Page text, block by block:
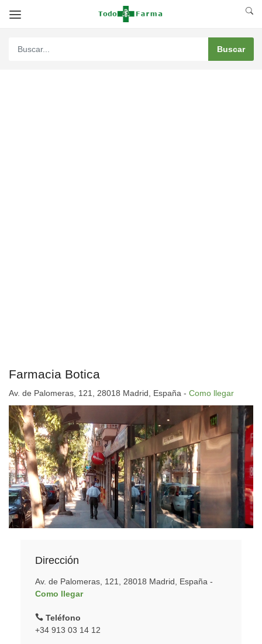
Farmacia Botica
Av. de Palomeras, 121, 28018 Madrid, España - Como llegar
Dirección
Av. de Palomeras, 121, 28018 Madrid, España -
Como llegar
Teléfono
+34 913 03 14 12